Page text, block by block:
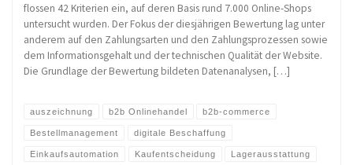
flossen 42 Kriterien ein, auf deren Basis rund 7.000 Online-Shops
untersucht wurden. Der Fokus der diesjährigen Bewertung lag unter
anderem auf den Zahlungsarten und den Zahlungsprozessen sowie
dem Informationsgehalt und der technischen Qualität der Website.
Die Grundlage der Bewertung bildeten Datenanalysen, […]
auszeichnung b2b Onlinehandel b2b-commerce
Bestellmanagement digitale Beschaffung
Einkaufsautomation Kaufentscheidung Lagerausstattung